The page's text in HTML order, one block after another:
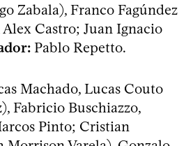
Zabala), Franco Fagúndez
Alex Castro; Juan Ignacio
Pablo Repetto.
Machado, Lucas Couto
Fabricio Buschiazzo,
Pinto; Cristian